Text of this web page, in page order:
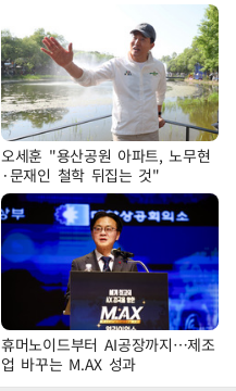
오세훈 "용산공원 아파트, 노무현
·문재인 철학 뒤집는 것"
휴머노이드부터 AI공장까지…제조
업 바꾸는 M.AX 성과